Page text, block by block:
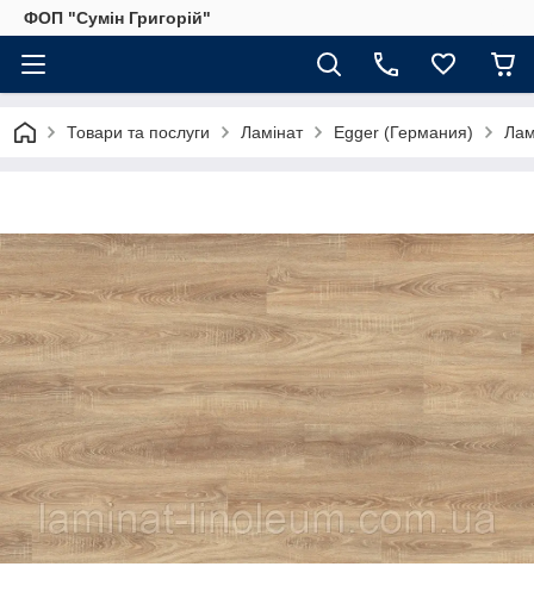
ФОП "Сумін Григорій"
Товари та послуги Ламінат Egger (Германия)